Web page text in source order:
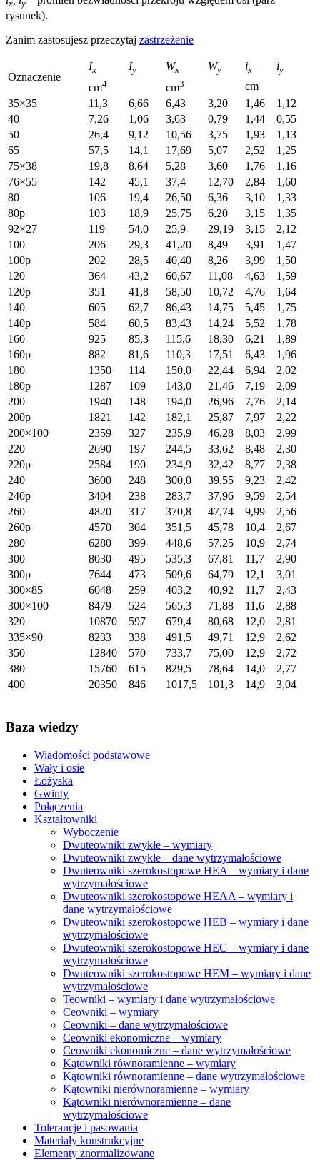
x y
rysunek).
Zanim zastosujesz przeczytaj zastrzeżenie
Oznaczenie
Ix Iy Wx Wy ix iy
cm4 cm3
cm
35×35
11,3 6,66 6,43 3,20 1,46
1,12
40
7,26 1,06 3,63 0,79 1,44
0,55
50
26,4 9,12 10,56 3,75 1,93
1,13
65
57,5 14,1 17,69 5,07 2,52
1,25
75×38
19,8 8,64 5,28 3,60 1,76
1,16
76×55
142 45,1 37,4 12,70 2,84
1,60
80
106 19,4 26,50 6,36 3,10
1,33
80p
103 18,9 25,75 6,20 3,15
1,35
92×27
119 54,0 25,9 29,19 3,15
2,12
100
206 29,3 41,20 8,49 3,91
1,47
100p
202 28,5 40,40 8,26 3,99
1,50
120
364 43,2 60,67 11,08 4,63
1,59
120p
351 41,8 58,50 10,72 4,76
1,64
140
605 62,7 86,43 14,75 5,45
1,75
140p
584 60,5 83,43 14,24 5,52
1,78
160
925 85,3 115,6 18,30 6,21
1,89
160p
882 81,6 110,3 17,51 6,43
1,96
180
1350 114 150,0 22,44 6,94
2,02
180p
1287 109 143,0 21,46 7,19
2,09
200
1940 148 194,0 26,96 7,76
2,14
200p
1821 142 182,1 25,87 7,97
2,22
200×100
2359 327 235,9 46,28 8,03
2,99
220
2690 197 244,5 33,62 8,48
2,30
220p
2584 190 234,9 32,42 8,77
2,38
240
3600 248 300,0 39,55 9,23
2,42
240p
3404 238 283,7 37,96 9,59
2,54
260
4820 317 370,8 47,74 9,99
2,56
260p
4570 304 351,5 45,78 10,4
2,67
280
6280 399 448,6 57,25 10,9
2,74
300
8030 495 535,3 67,81 11,7
2,90
300p
7644 473 509,6 64,79 12,1
3,01
300×85
6048 259 403,2 40,92 11,7
2,43
300×100
8479 524 565,3 71,88 11,6
2,88
320
10870 597 679,4 80,68 12,0
2,81
335×90
8233 338 491,5 49,71 12,9
2,62
350
12840 570 733,7 75,00 12,9
2,72
380
15760 615 829,5 78,64 14,0
2,77
400
20350 846 1017,5 101,3 14,9 3,04
Baza wiedzy
Wiadomości podstawowe
Wały i osie
Łożyska
Gwinty
Połączenia
Kształtowniki
Wyboczenie
Dwuteowniki zwykłe – wymiary
Dwuteowniki zwykłe – dane wytrzymałościowe
Dwuteowniki szerokostopowe HEA – wymiary i dane
wytrzymałościowe
Dwuteowniki szerokostopowe HEAA – wymiary i
dane wytrzymałościowe
Dwuteowniki szerokostopowe HEB – wymiary i dane
wytrzymałościowe
Dwuteowniki szerokostopowe HEC – wymiary i dane
wytrzymałościowe
Dwuteowniki szerokostopowe HEM – wymiary i dane
wytrzymałościowe
Teowniki – wymiary i dane wytrzymałościowe
Ceowniki – wymiary
Ceowniki – dane wytrzymałościowe
Ceowniki ekonomiczne – wymiary
Ceowniki ekonomiczne – dane wytrzymałościowe
Kątowniki równoramienne – wymiary
Kątowniki równoramienne – dane wytrzymałościowe
Kątowniki nierównoramienne – wymiary
Kątowniki nierównoramienne – dane
wytrzymałościowe
Tolerancje i pasowania
Materiały konstrukcyjne
Elementy znormalizowane